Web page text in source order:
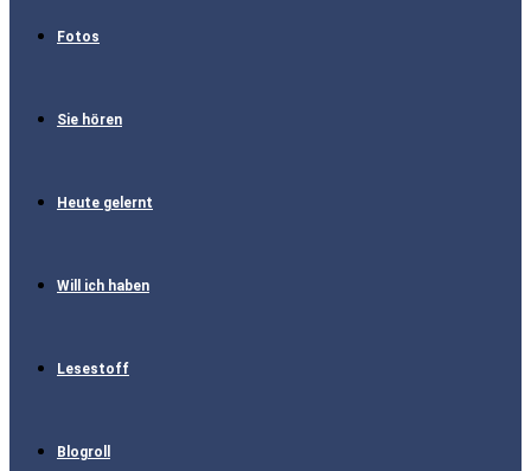
Fotos
Sie hören
Heute gelernt
Will ich haben
Lesestoff
Blogroll